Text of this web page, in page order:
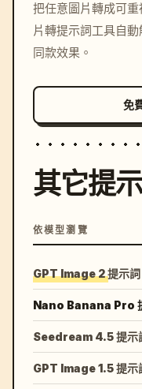
把任意圖片轉成可
片轉提示詞工具自
同款效果。
免
其它提
依模型瀏覽
GPT Image 2 提示詞
Nano Banana Pro
Seedream 4.5 提示
GPT Image 1.5 提示